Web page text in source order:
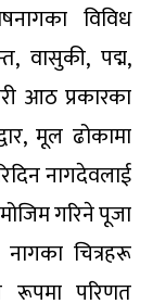
विविध
वासुकी, पद्म,
आठ प्रकारका
मूल ढोकामा
नागदेवलाई
गरिने पूजा
चित्रहरू
रूपमा परिणत